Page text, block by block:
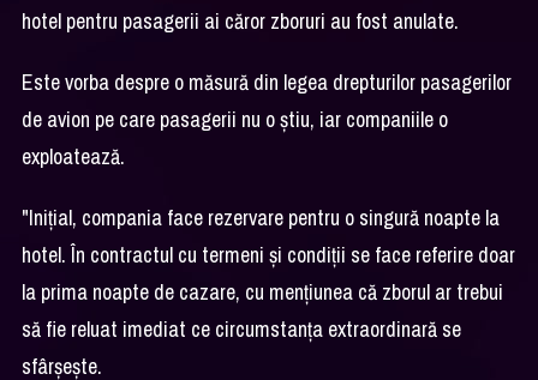
hotel pentru pasagerii ai căror zboruri au fost anulate.
Este vorba despre o măsură din legea drepturilor pasagerilor
de avion pe care pasagerii nu o ştiu, iar companiile o
exploatează.
"Iniţial, compania face rezervare pentru o singură noapte la
hotel. În contractul cu termeni şi condiţii se face referire doar
la prima noapte de cazare, cu menţiunea că zborul ar trebui
să fie reluat imediat ce circumstanţa extraordinară se
sfârşeşte.